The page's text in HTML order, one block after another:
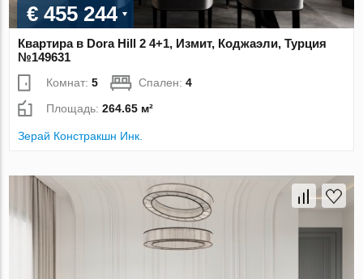
€ 455 244
Квартира в Dora Hill 2 4+1, Измит, Коджаэли, Турция
№149631
Комнат:5 Спален:4
Площадь:264.65 м²
Зерай Констракшн Инк.